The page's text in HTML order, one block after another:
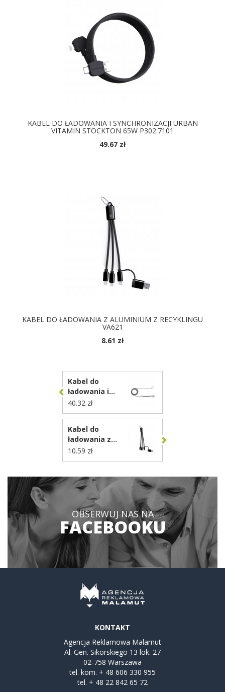
KABEL DO ŁADOWANIA I SYNCHRONIZACJI URBAN
VITAMIN STOCKTON 65W P302.7101
49.67 zł
KABEL DO ŁADOWANIA Z ALUMINIUM Z RECYKLINGU
VA621
8.61 zł
Kabel do
ładowania i
synchronizacji
BrandCharger
Trident 2+
VA557
40.32 zł
Kabel do
ładowania z
aluminium z
recyklingu
10.59 zł
OBSERWUJ NAS NA
FACEBOOKU
KONTAKT
Agencja Reklamowa Malamut
Al. Gen. Sikorskiego 13 lok. 27
02-758 Warszawa
tel. kom. + 48 606 330 955
tel. + 48 22 842 65 72